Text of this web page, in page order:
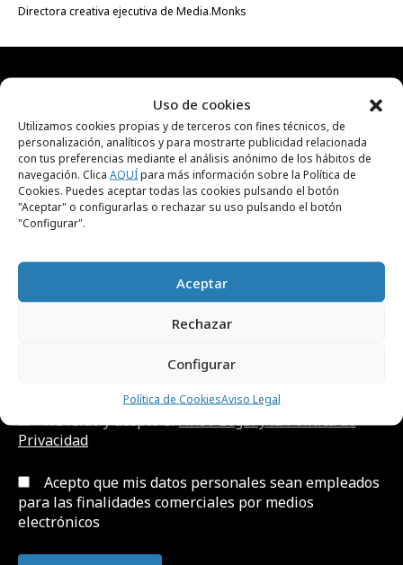
Uso de cookies
Utilizamos cookies propias y de terceros con fines técnicos, de
personalización, analíticos y para mostrarte publicidad relacionada
con tus preferencias mediante el análisis anónimo de los hábitos de
navegación. Clica AQUÍpara más información sobre la Política de
Cookies. Puedes aceptar todas las cookies pulsando el botón
"Aceptar" o configurarlas o rechazar su uso pulsando el botón
"Configurar".
Aceptar
Rechazar
Configurar
Política de CookiesAviso Legal
Directora creativa ejecutiva de Media.Monks
RECIBE NUESTRA
NEWSLETTER
Suscríbete gratis a nuestra newsletter para
recibir cada día el contenido más actual sobre
He leído y acepto elAviso Legal y la Política de
Privacidad
Acepto que mis datos personales sean empleados
para las finalidades comerciales por medios
electrónicos